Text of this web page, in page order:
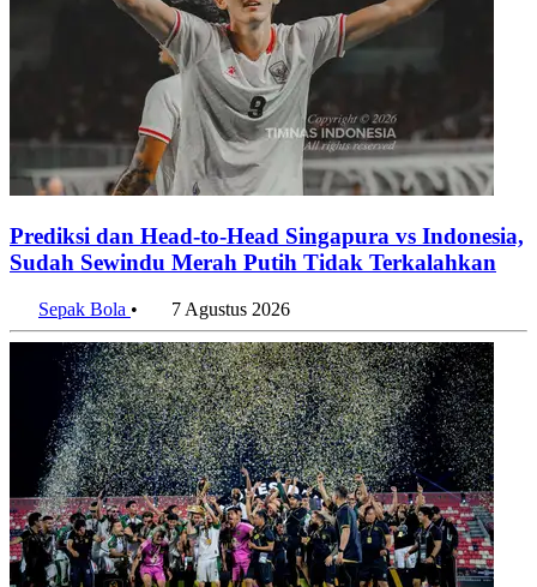
Prediksi dan Head-to-Head Singapura vs Indonesia,
Sudah Sewindu Merah Putih Tidak Terkalahkan
Sepak Bola • 7 Agustus 2026